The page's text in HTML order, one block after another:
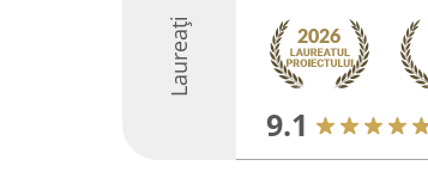
Laureați
9.1